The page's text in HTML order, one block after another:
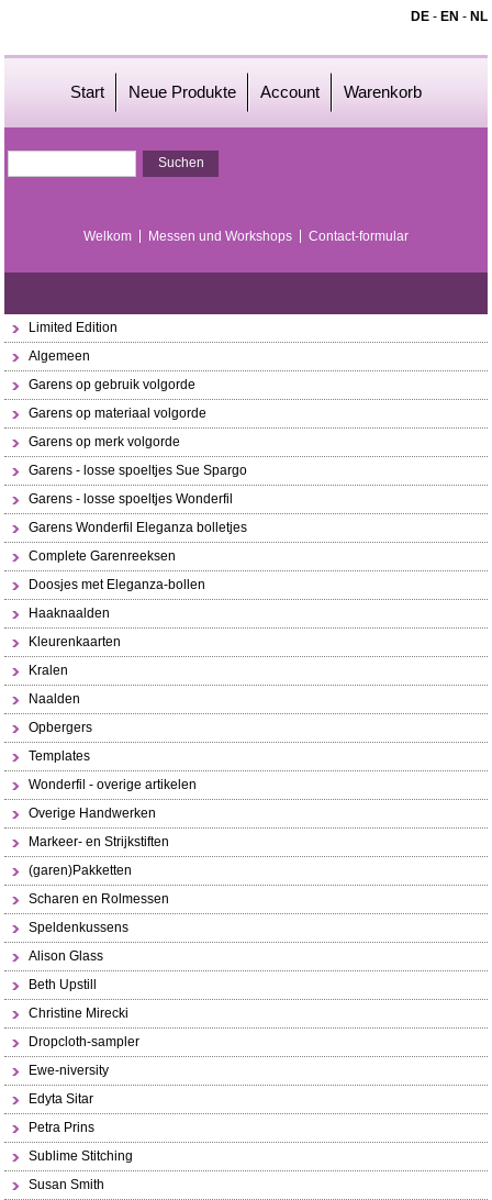
DE- EN - NL
Start Neue Produkte Account Warenkorb
Welkom Messen und Workshops Contact-formular
Limited Edition
Algemeen
Garens op gebruik volgorde
Garens op materiaal volgorde
Garens op merk volgorde
Garens - losse spoeltjes Sue Spargo
Garens - losse spoeltjes Wonderfil
Garens Wonderfil Eleganza bolletjes
Complete Garenreeksen
Doosjes met Eleganza-bollen
Haaknaalden
Kleurenkaarten
Kralen
Naalden
Opbergers
Templates
Wonderfil - overige artikelen
Overige Handwerken
Markeer- en Strijkstiften
(garen)Pakketten
Scharen en Rolmessen
Speldenkussens
Alison Glass
Beth Upstill
Christine Mirecki
Dropcloth-sampler
Ewe-niversity
Edyta Sitar
Petra Prins
Sublime Stitching
Susan Smith